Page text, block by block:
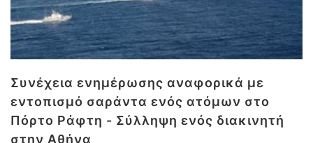
Συνέχεια ενημέρωσης αναφορικά με
εντοπισμό σαράντα ενός ατόμων στο
Πόρτο Ράφτη - Σύλληψη ενός διακινητή
στην Αθήνα